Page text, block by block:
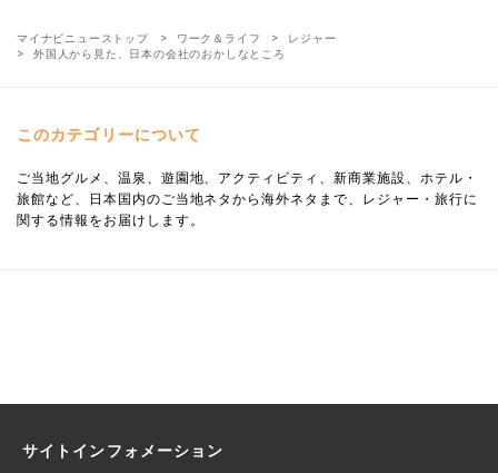
マイナビニューストップ ワーク＆ライフ
レジャー
外国人から見た、日本の会社のおかしなところ
このカテゴリーについて
ご当地グルメ、温泉、遊園地、アクティビティ、新商業施設、ホテル・
旅館など、日本国内のご当地ネタから海外ネタまで、レジャー・旅行に
関する情報をお届けします。
サイトインフォメーション